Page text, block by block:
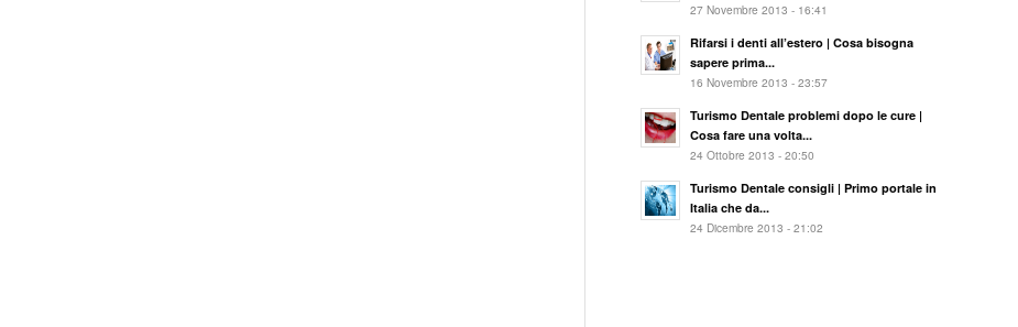
27 Novembre 2013 - 16:41
Rifarsi i denti all’estero | Cosa bisogna
sapere prima...
16 Novembre 2013 - 23:57
Turismo Dentale problemi dopo le cure |
Cosa fare una volta...
24 Ottobre 2013 - 20:50
Turismo Dentale consigli | Primo portale in
Italia che da...
24 Dicembre 2013 - 21:02